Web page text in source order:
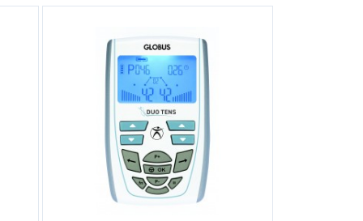
AJOUTER AUX FAVORIS